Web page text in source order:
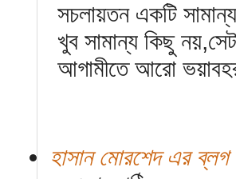
সচলায়তন একটি
খুব সামান্য কিছু
আগামীতে আরো
হাসান মোরশেদ এর ব্লগ